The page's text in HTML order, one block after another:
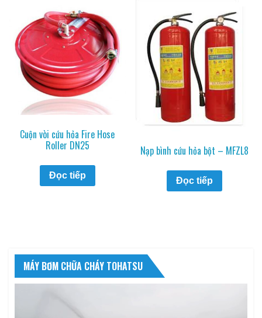
Cuộn vòi cứu hỏa Fire Hose
Roller DN25
Đọc tiếp
Nạp bình cứu hỏa bột – MFZL8
Đọc tiếp
MÁY BƠM CHỮA CHÁY TOHATSU